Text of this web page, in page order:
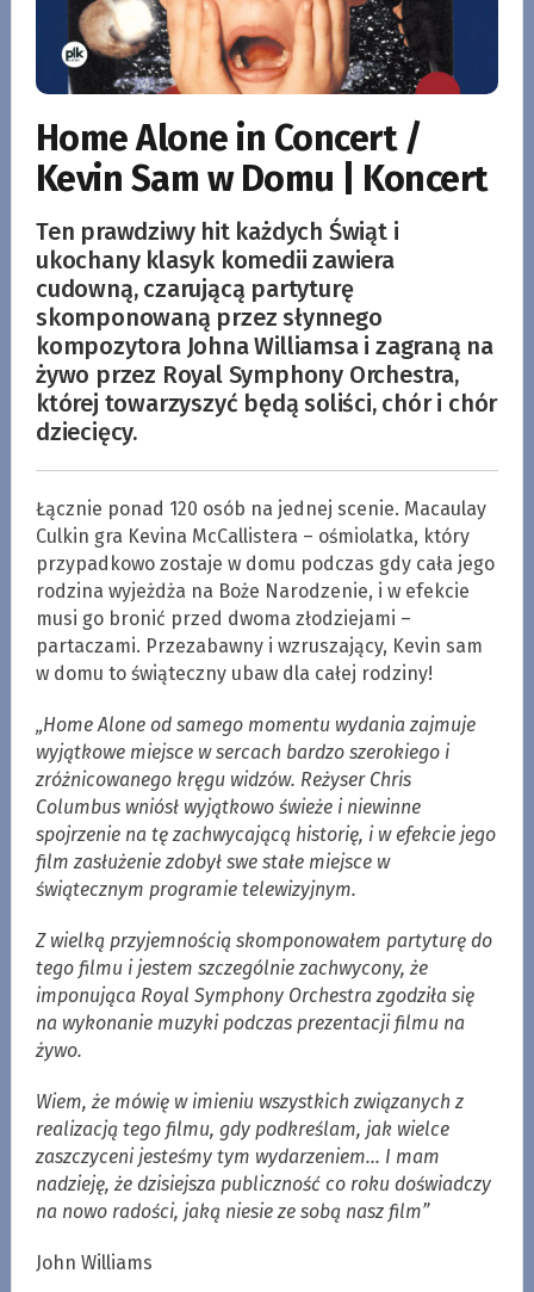
Home Alone in Concert /
Kevin Sam w Domu | Koncert
Ten prawdziwy hit każdych Świąt i
ukochany klasyk komedii zawiera
cudowną, czarującą partyturę
skomponowaną przez słynnego
kompozytora Johna Williamsa i zagraną na
żywo przez Royal Symphony Orchestra,
której towarzyszyć będą soliści, chór i chór
dziecięcy.
Łącznie ponad 120 osób na jednej scenie. Macaulay
Culkin gra Kevina McCallistera – ośmiolatka, który
przypadkowo zostaje w domu podczas gdy cała jego
rodzina wyjeżdża na Boże Narodzenie, i w efekcie
musi go bronić przed dwoma złodziejami –
partaczami. Przezabawny i wzruszający, Kevin sam
w domu to świąteczny ubaw dla całej rodziny!
„Home Alone od samego momentu wydania zajmuje
wyjątkowe miejsce w sercach bardzo szerokiego i
zróżnicowanego kręgu widzów. Reżyser Chris
Columbus wniósł wyjątkowo świeże i niewinne
spojrzenie na tę zachwycającą historię, i w efekcie jego
film zasłużenie zdobył swe stałe miejsce w
świątecznym programie telewizyjnym.
Z wielką przyjemnością skomponowałem partyturę do
tego filmu i jestem szczególnie zachwycony, że
imponująca Royal Symphony Orchestra zgodziła się
na wykonanie muzyki podczas prezentacji filmu na
żywo.
Wiem, że mówię w imieniu wszystkich związanych z
realizacją tego filmu, gdy podkreślam, jak wielce
zaszczyceni jesteśmy tym wydarzeniem… I mam
nadzieję, że dzisiejsza publiczność co roku doświadczy
na nowo radości, jaką niesie ze sobą nasz film”
John Williams